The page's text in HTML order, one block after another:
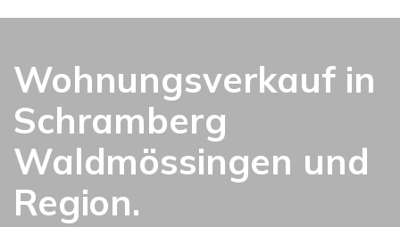
Wohnungsverkauf in
Schramberg
Waldmössingen und
Region.